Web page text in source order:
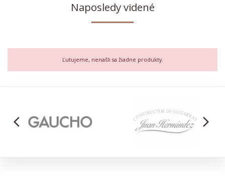
Naposledy videné
Ľutujeme, nenašli sa žiadne produkty.
arrow_back_ios arrow_forward_ios